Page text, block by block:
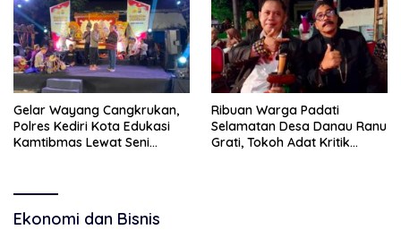
Gelar Wayang Cangkrukan,
Polres Kediri Kota Edukasi
Kamtibmas Lewat Seni
Ribuan Warga Padati
Selamatan Desa Danau Ranu
Grati, Tokoh Adat Kritik
Ekonomi dan Bisnis